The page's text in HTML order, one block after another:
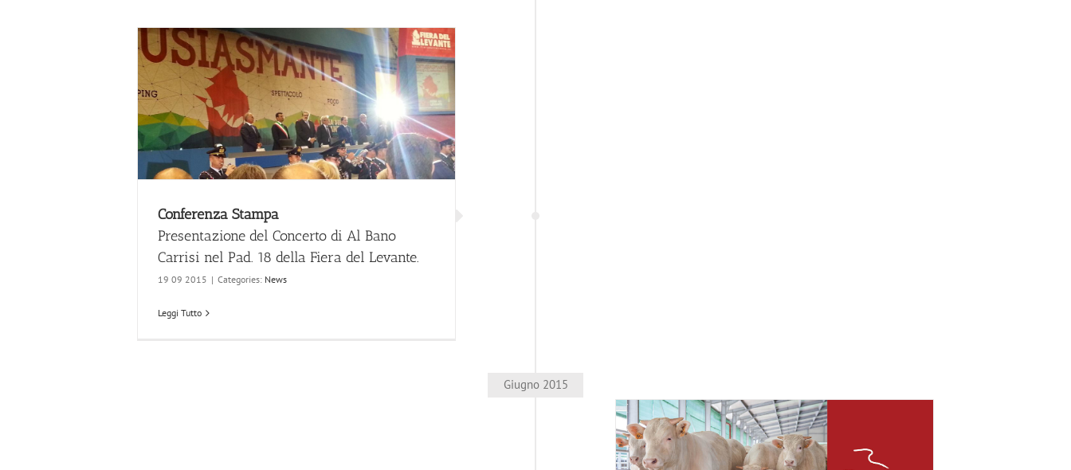
Conferenza Stampa
Presentazione del Concerto di Al Bano
Carrisi nel Pad. 18 della Fiera del Levante.
19 09 2015 | Categories: News
Leggi Tutto
Giugno 2015